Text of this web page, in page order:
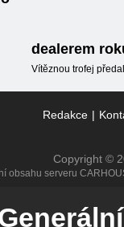
dealerem
Vítěznou trofej
Redakce |
Copyright ©
obsahu serveru